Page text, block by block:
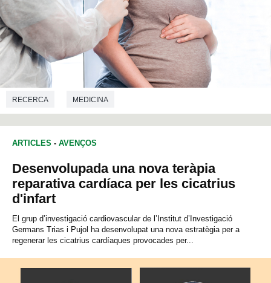
RECERCA MEDICINA
ARTICLES - AVENÇOS
Desenvolupada una nova teràpia
reparativa cardíaca per les cicatrius
d'infart
El grup d’investigació cardiovascular de l’Institut d’Investigació
Germans Trias i Pujol ha desenvolupat una nova estratègia per a
regenerar les cicatrius cardíaques provocades per...